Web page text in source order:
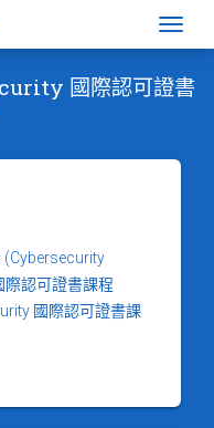
國際認可證書
(Cybersecurity
認可證書課程
國際認可證書課